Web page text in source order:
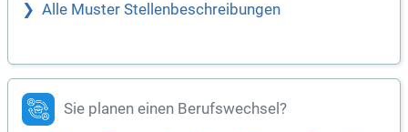
Alle Muster Stellenbeschreibungen
Sie planen einen Berufswechsel?